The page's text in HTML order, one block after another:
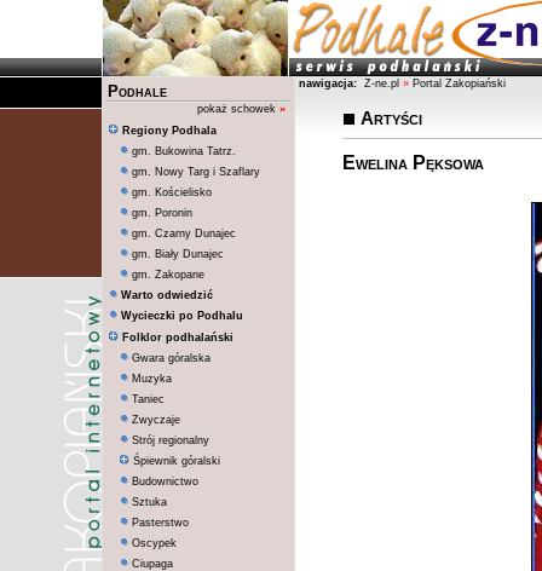
Podhale
pokaż schowek »
Regiony Podhala
gm. Bukowina Tatrz.
gm. Nowy Targ i Szaflary
gm. Kościelisko
gm. Poronin
gm. Czarny Dunajec
gm. Biały Dunajec
gm. Zakopane
Warto odwiedzić
Wycieczki po Podhalu
Folklor podhalański
Gwara góralska
Muzyka
Taniec
Zwyczaje
Strój regionalny
Śpiewnik góralski
Budownictwo
Sztuka
Pasterstwo
Oscypek
Ciupaga
nawigacja: Z-ne.pl » Portal Zakopiański
Artyści
Ewelina Pęksowa